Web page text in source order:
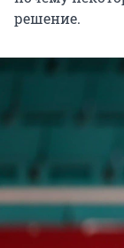
решение.